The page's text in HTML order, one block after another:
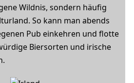
Wildnis, sondern häufig
So kann man abends
Pub einkehren und flotte
Biersorten und irische